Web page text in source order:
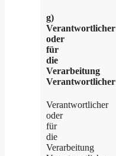
g)
Verantwortlicher
oder
für
die
Verarbeitung
Verantwortlicher
Verantwortlicher
oder
für
die
Verarbeitung